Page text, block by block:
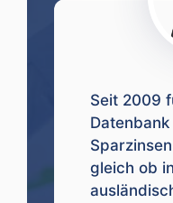
Seit 2009
gleich ob